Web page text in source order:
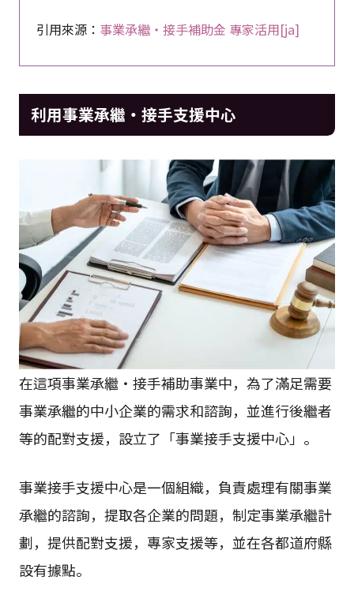
引用來源： 事業承繼・接手補助金 專家活用[ja]
利用事業承繼・接手支援中心
在這項事業承繼・接手補助事業中，為了滿足需要
事業承繼的中小企業的需求和諮詢，並進行後繼者
等的配對支援，設立了「事業接手支援中心」。
事業接手支援中心是一個組織，負責處理有關事業
承繼的諮詢，提取各企業的問題，制定事業承繼計
劃，提供配對支援，專家支援等，並在各都道府縣
設有據點。